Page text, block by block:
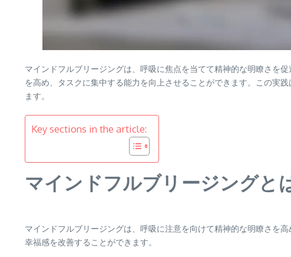
マインドフルブリージングは、呼吸に焦点を当てて精神的な明瞭さを
を高め、タスクに集中する能力を向上させることができます。この実
ます。
Key sections in the article:
マインドフルブリージングと
マインドフルブリージングは、呼吸に注意を向けて精神的な明瞭さを
幸福感を改善することができます。